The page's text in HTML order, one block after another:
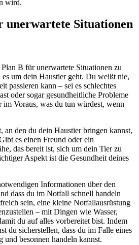
wird.
unerwartete Situationen
B für unerwartete Situationen zu
es um dein Haustier geht. Du weißt nie,
passieren kann – sei es schlechtes
oder sogar gesundheitliche Probleme
im Voraus, was du tun würdest, wenn
an den du dein Haustier bringen kannst,
es einen Freund oder ein
das bereit ist, sich um dein Tier zu
Aspekt ist die Gesundheit deines
Informationen über den
dass du im Notfall schnell handeln
sein, eine kleine Notfallausrüstung
– mit Dingen wie Wasser,
du auf alles vorbereitet bist. Indem
du sicherstellen, dass du im Falle eines
und besonnen handeln kannst.